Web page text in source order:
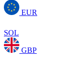
EUR
SOL
GBP